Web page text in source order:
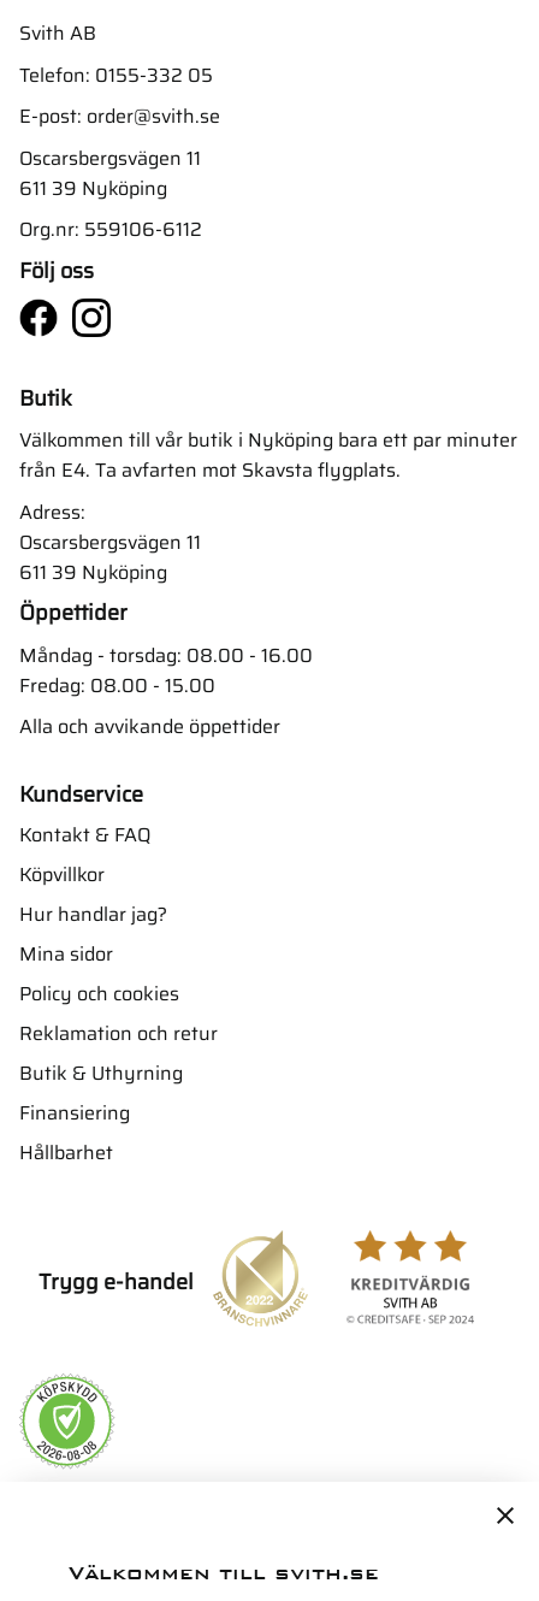
Svith AB
Telefon: 0155-332 05
E-post: order@svith.se
Oscarsbergsvägen 11
611 39 Nyköping
Org.nr: 559106-6112
Följ oss
Butik
Välkommen till vår butik i Nyköping bara ett par minuter
från E4. Ta avfarten mot Skavsta flygplats.
Adress:
Oscarsbergsvägen 11
611 39 Nyköping
Öppettider
Måndag - torsdag: 08.00 - 16.00
Fredag: 08.00 - 15.00
Alla och avvikande öppettider
Kundservice
Kontakt & FAQ
Köpvillkor
Hur handlar jag?
Mina sidor
Policy och cookies
Reklamation och retur
Butik & Uthyrning
Finansiering
Hållbarhet
Trygg e-handel
Välkommen till svith.se